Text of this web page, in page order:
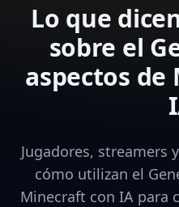
Lo que
sobre el
aspectos de
Jugadores, streamers
cómo utilizan el
Minecraft con IA para